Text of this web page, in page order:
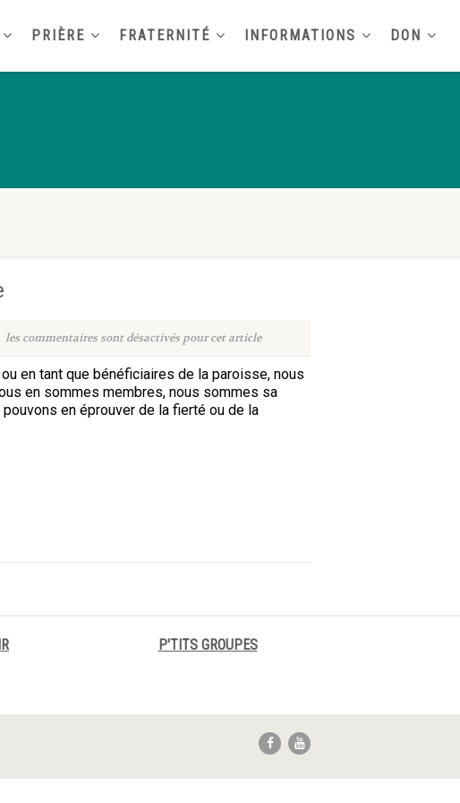
PRIÈRE FRATERNITÉ INFORMATIONS DON
les commentaires sont désactivés pour cet article
en tant que bénéficiaires de la paroisse, nous
en sommes membres, nous sommes sa
en éprouver de la fierté ou de la
P'TITS GROUPES